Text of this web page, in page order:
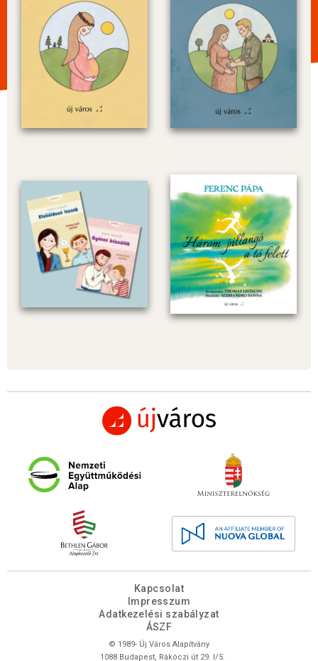
Kapcsolat
Impresszum
Adatkezelési szabályzat
ÁSZF
© 1989- Új Város Alapítvány
1088 Budapest, Rákóczi út 29. I/5.